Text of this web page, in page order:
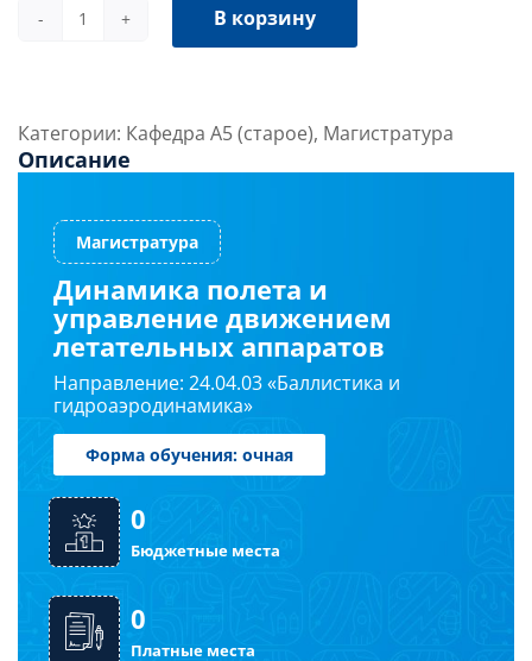
Количество
и
управление
летательных
аппаратов
В корзину
Категории: Кафедра А5 (старое), Магистратура
Описание
Магистратура
Динамика полета и
управление движением
летательных аппаратов
Направление: 24.04.03 «Баллистика и
гидроаэродинамика»
Форма обучения: очная